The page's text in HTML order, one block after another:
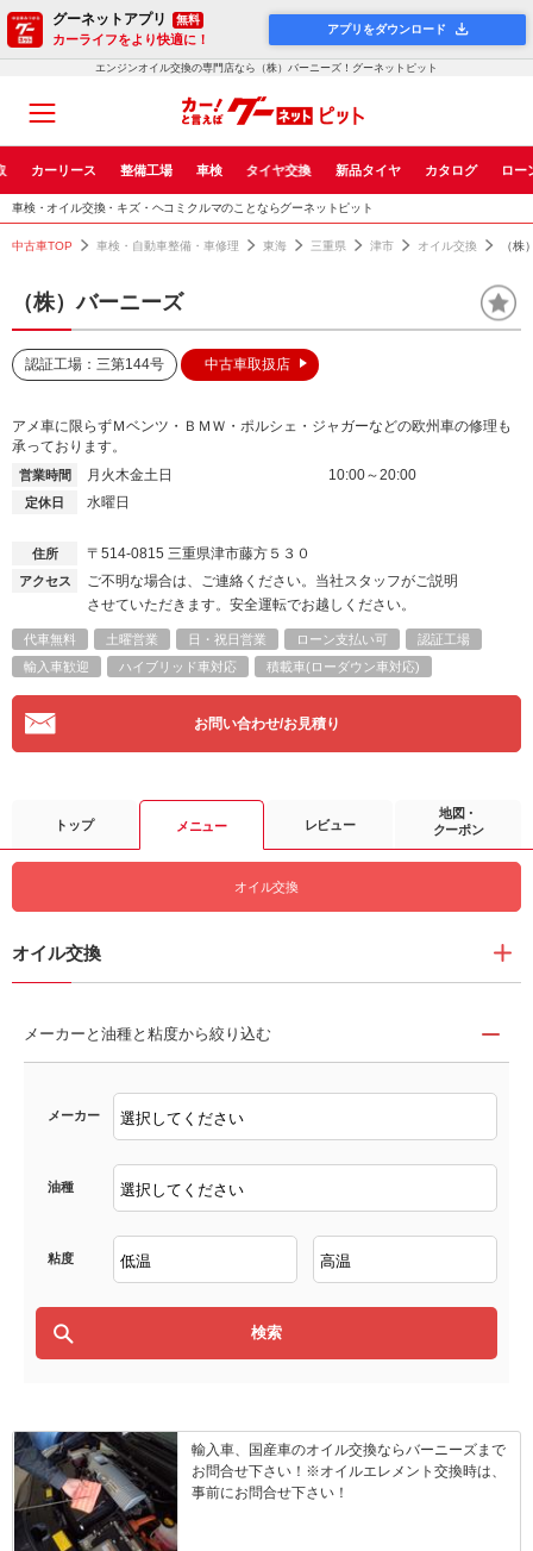
グーネットアプリ 無料
カーライフをより快適に！
アプリをダウンロード
エンジンオイル交換の専門店なら（株）バーニーズ！グーネットピット
カーリース 整備工場 車検 タイヤ交換 新品タイヤ カタログ ロー
車検・オイル交換・キズ・ヘコミクルマのことならグーネットピット
中古車TOP 車検・自動車整備・車修理 東海 三重県 津市 オイル交換 （株
（株）バーニーズ
認証工場：三第144号 中古車取扱店
アメ車に限らずＭベンツ・ＢＭＷ・ポルシェ・ジャガーなどの欧州車の修理も
承っております。
営業時間 月火木金土日 10:00～20:00
定休日 水曜日
住所 〒514-0815 三重県津市藤方５３０
アクセス
ご不明な場合は、ご連絡ください。当社スタッフがご説明
させていただきます。安全運転でお越しください。
代車無料 土曜営業 日・祝日営業 ローン支払い可
認証工場
輸入車歓迎
ハイブリッド車対応 積載車(ローダウン車対応)
お問い合わせ/お見積り
トップ メニュー レビュー
地図・
クーポン
オイル交換
オイル交換
メーカーと油種と粘度から絞り込む
メーカー
油種
粘度
輸入車、国産車のオイル交換ならバーニーズまで
お問合せ下さい！※オイルエレメント交換時は、
事前にお問合せ下さい！